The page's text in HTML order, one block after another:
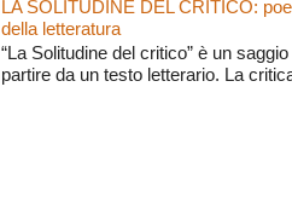
LA SOLITUDINE DEL CRITICO:
della letteratura
“La Solitudine del critico” è un
partire da un testo letterario. La